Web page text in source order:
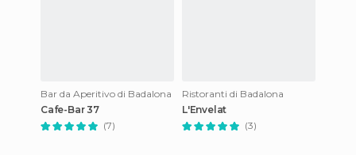
Bar da Aperitivo di Badalona
Cafe-Bar 37
(7)
Ristoranti di Badalona
L'Envelat
(3)